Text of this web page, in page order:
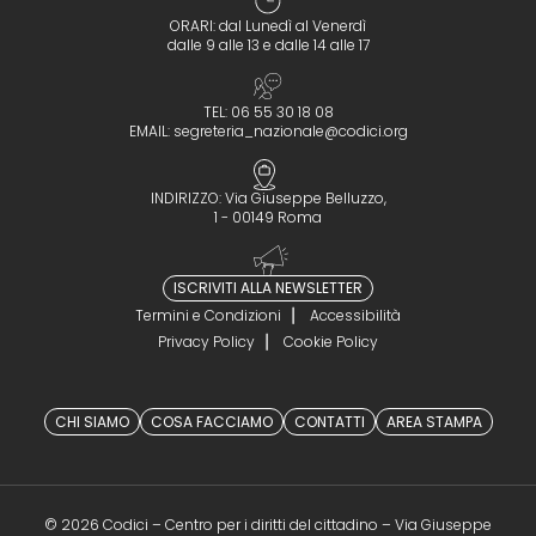
ORARI: dal Lunedì al Venerdì
dalle 9 alle 13 e dalle 14 alle 17
TEL: 06 55 30 18 08
EMAIL: segreteria_nazionale@codici.org
INDIRIZZO: Via Giuseppe Belluzzo,
1 - 00149 Roma
ISCRIVITI ALLA NEWSLETTER
Termini e Condizioni
Accessibilità
Privacy Policy
Cookie Policy
CHI SIAMO COSA FACCIAMO CONTATTI AREA STAMPA
© 2026 Codici – Centro per i diritti del cittadino – Via Giuseppe